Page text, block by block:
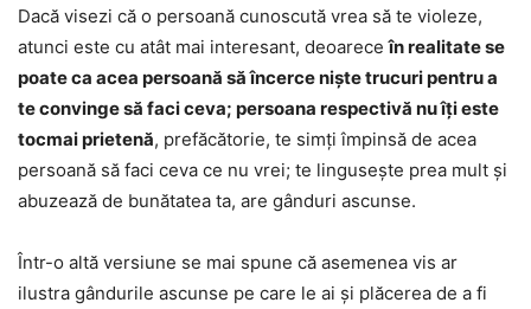
Dacă visezi că o persoană cunoscută vrea să te violeze,
atunci este cu atât mai interesant, deoareceîn realitate se
poate ca acea persoană să încerce niște trucuri pentru a
te convinge să faci ceva; persoana respectivă nu îți este
tocmai prietenă, prefăcătorie, te simți împinsă de acea
persoană să faci ceva ce nu vrei; te lingusește prea mult și
abuzează de bunătatea ta, are gânduri ascunse.
Într-o altă versiune se mai spune că asemenea vis ar
ilustra gândurile ascunse pe care le ai și plăcerea de a fi